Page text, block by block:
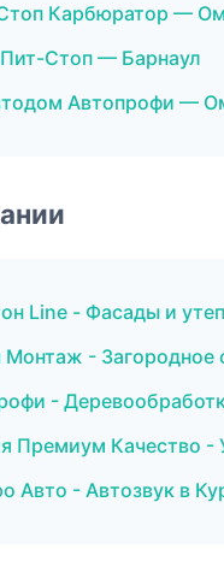
Карбюратор —
Стоп — Барнаул
Автопрофи —
Line - Фасады и
- Загородное
-
Премиум Качество -
Авто - Автозвук в